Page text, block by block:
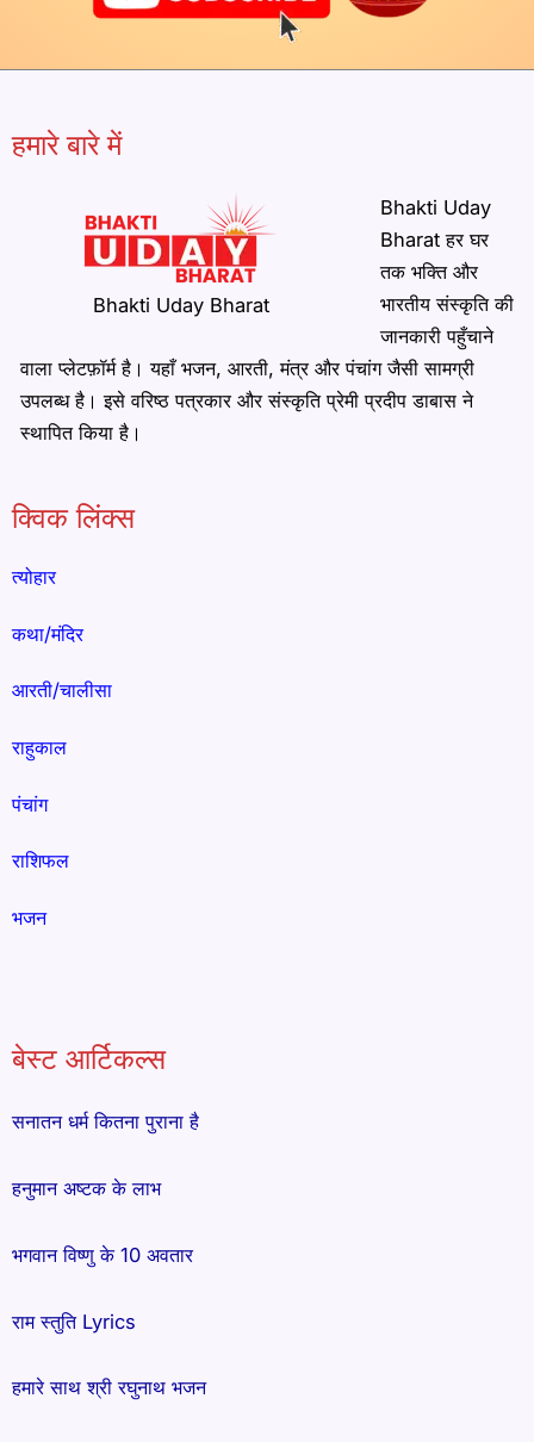
हमारे बारे में
Bhakti Uday Bharat
Bhakti Uday
Bharat हर घर
तक भक्ति और
भारतीय संस्कृति की
जानकारी पहुँचाने
वाला प्लेटफ़ॉर्म है। यहाँ भजन, आरती, मंत्र और पंचांग जैसी सामग्री
उपलब्ध है। इसे वरिष्ठ पत्रकार और संस्कृति प्रेमी प्रदीप डाबास ने
स्थापित किया है।
क्विक लिंक्स
त्योहार
कथा/मंदिर
आरती/चालीसा
राहुकाल
पंचांग
राशिफल
भजन
बेस्ट आर्टिकल्स
सनातन धर्म कितना पुराना है
हनुमान अष्टक के लाभ
भगवान विष्णु के 10 अवतार
राम स्तुति Lyrics
हमारे साथ श्री रघुनाथ भजन